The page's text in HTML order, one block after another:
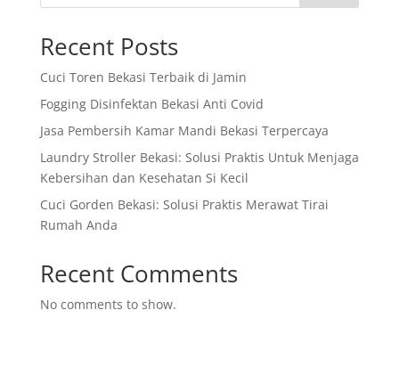
Recent Posts
Cuci Toren Bekasi Terbaik di Jamin
Fogging Disinfektan Bekasi Anti Covid
Jasa Pembersih Kamar Mandi Bekasi Terpercaya
Laundry Stroller Bekasi: Solusi Praktis Untuk Menjaga
Kebersihan dan Kesehatan Si Kecil
Cuci Gorden Bekasi: Solusi Praktis Merawat Tirai
Rumah Anda
Recent Comments
No comments to show.